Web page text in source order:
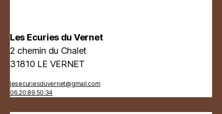
Les Ecuries du Vernet
2 chemin du Chalet
31810 LE VERNET
lesecuriesduvernet@gmail.com
06.20.89.50.34